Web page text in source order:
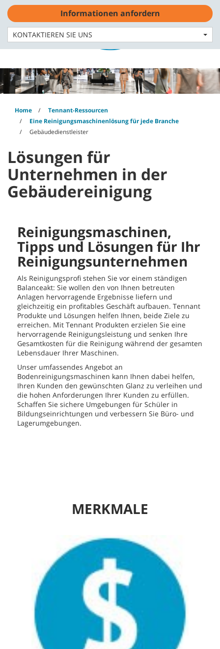
Skip
content
Skip
navigation
menu
Deutsch - DE
Home
Tennant-Ressourcen
Eine Reinigungsmaschinenlösung für jede Branche
Gebäudedienstleister
Lösungen für
Unternehmen in der
Gebäudereinigung
Reinigungsmaschinen,
Tipps und Lösungen für Ihr
Reinigungsunternehmen
Als Reinigungsprofi stehen Sie vor einem ständigen
Balanceakt: Sie wollen den von Ihnen betreuten
Anlagen hervorragende Ergebnisse liefern und
gleichzeitig ein profitables Geschäft aufbauen. Tennant
Produkte und Lösungen helfen Ihnen, beide Ziele zu
erreichen. Mit Tennant Produkten erzielen Sie eine
hervorragende Reinigungsleistung und senken Ihre
Gesamtkosten für die Reinigung während der gesamten
Lebensdauer Ihrer Maschinen.
Unser umfassendes Angebot an
Bodenreinigungsmaschinen kann Ihnen dabei helfen,
Ihren Kunden den gewünschten Glanz zu verleihen und
die hohen Anforderungen Ihrer Kunden zu erfüllen.
Schaffen Sie sichere Umgebungen für Schüler in
Bildungseinrichtungen und verbessern Sie Büro- und
Lagerumgebungen.
Informationen anfordern
KONTAKTIEREN SIE UNS
MERKMALE